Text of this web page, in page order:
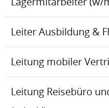
Leiter Ausbildung &
Leitung mobiler
Leitung Reisebüro